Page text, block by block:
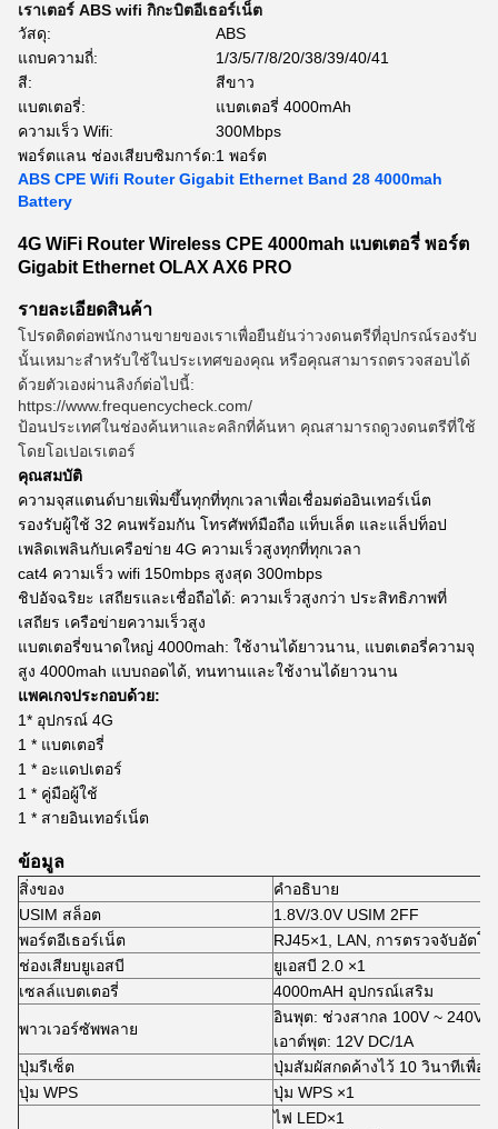
เราเตอร์ ABS wifi กิกะบิตอีเธอร์เน็ต
วัสดุ:
ABS
แถบความถี่:
1/3/5/7/8/20/38/39/40/41
สี:
สีขาว
แบตเตอรี่:
แบตเตอรี่ 4000mAh
ความเร็ว Wifi:
300Mbps
พอร์ตแลน ช่องเสียบซิมการ์ด:1 พอร์ต
ABS CPE Wifi Router Gigabit Ethernet Band 28 4000mah
Battery
4G WiFi Router Wireless CPE 4000mah แบตเตอรี่ พอร์ต
Gigabit Ethernet OLAX AX6 PRO
รายละเอียดสินค้า
โปรดติดต่อพนักงานขายของเราเพื่อยืนยันว่าวงดนตรีที่อุปกรณ์รองรับ
นั้นเหมาะสำหรับใช้ในประเทศของคุณ หรือคุณสามารถตรวจสอบได้
ด้วยตัวเองผ่านลิงก์ต่อไปนี้:
https://www.frequencycheck.com/
ป้อนประเทศในช่องค้นหาและคลิกที่ค้นหา คุณสามารถดูวงดนตรีที่ใช้
โดยโอเปอเรเตอร์
คุณสมบัติ
ความจุสแตนด์บายเพิ่มขึ้นทุกที่ทุกเวลาเพื่อเชื่อมต่ออินเทอร์เน็ต
รองรับผู้ใช้ 32 คนพร้อมกัน โทรศัพท์มือถือ แท็บเล็ต และแล็ปท็อป
เพลิดเพลินกับเครือข่าย 4G ความเร็วสูงทุกที่ทุกเวลา
cat4 ความเร็ว wifi 150mbps สูงสุด 300mbps
ชิปอัจฉริยะ เสถียรและเชื่อถือได้: ความเร็วสูงกว่า ประสิทธิภาพที่
เสถียร เครือข่ายความเร็วสูง
แบตเตอรี่ขนาดใหญ่ 4000mah: ใช้งานได้ยาวนาน, แบตเตอรี่ความจุ
สูง 4000mah แบบถอดได้, ทนทานและใช้งานได้ยาวนาน
แพคเกจประกอบด้วย:
1* อุปกรณ์ 4G
1 * แบตเตอรี่
1 * อะแดปเตอร์
1 * คู่มือผู้ใช้
1 * สายอินเทอร์เน็ต
ข้อมูล
สิ่งของ
คำอธิบาย
USIM สล็อต
1.8V/3.0V USIM 2FF
พอร์ตอีเธอร์เน็ต
RJ45×1, LAN, การตรวจจับอัตโ
ช่องเสียบยูเอสบี
ยูเอสบี 2.0 ×1
เซลล์แบตเตอรี่
4000mAH อุปกรณ์เสริม
พาวเวอร์ซัพพลาย
อินพุต: ช่วงสากล 100V ~ 240V
เอาต์พุต: 12V DC/1A
ปุ่มรีเซ็ต
ปุ่มสัมผัสกดค้างไว้ 10 วินาทีเพื่อ
ปุ่ม WPS
ปุ่ม WPS ×1
ไฟ LED×1